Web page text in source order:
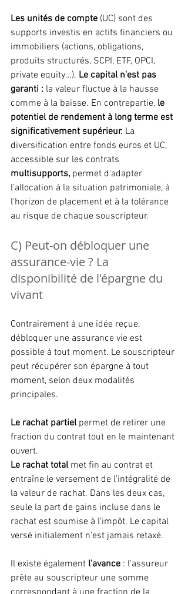
Les unités de compte (UC) sont des
supports investis en actifs financiers ou
immobiliers (actions, obligations,
produits structurés, SCPI, ETF, OPCI,
private equity…). Le capital n'est pas
garanti : la valeur fluctue à la hausse
comme à la baisse. En contrepartie, le
potentiel de rendement à long terme est
significativement supérieur. La
diversification entre fonds euros et UC,
accessible sur les contrats
multisupports, permet d'adapter
l'allocation à la situation patrimoniale, à
l'horizon de placement et à la tolérance
au risque de chaque souscripteur.
C) Peut-on débloquer une
assurance-vie ? La
disponibilité de l'épargne du
vivant
Contrairement à une idée reçue,
débloquer une assurance vie est
possible à tout moment. Le souscripteur
peut récupérer son épargne à tout
moment, selon deux modalités
principales.
Le rachat partiel permet de retirer une
fraction du contrat tout en le maintenant
ouvert.
Le rachat total met fin au contrat et
entraîne le versement de l'intégralité de
la valeur de rachat. Dans les deux cas,
seule la part de gains incluse dans le
rachat est soumise à l'impôt. Le capital
versé initialement n'est jamais retaxé.
Il existe également l'avance : l'assureur
prête au souscripteur une somme